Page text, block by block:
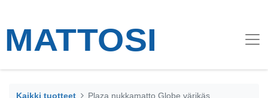
Kaikki tuotteet Plaza nukkamatto Globe värikäs